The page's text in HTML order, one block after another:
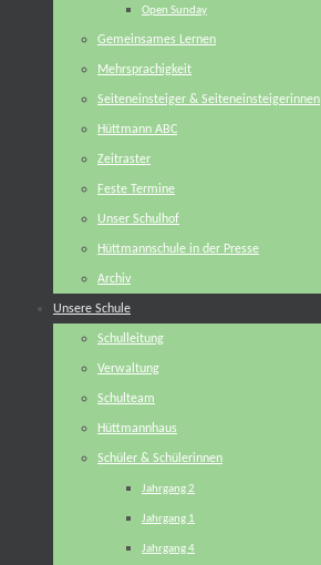
Open Sunday
Gemeinsames Lernen
Mehrsprachigkeit
Seiteneinsteiger & Seiteneinsteigerinnen
Hüttmann ABC
Zeitraster
Feste Termine
Unser Schulhof
Hüttmannschule in der Presse
Archiv
Unsere Schule
Schulleitung
Verwaltung
Schulteam
Hüttmannhaus
Schüler & Schülerinnen
Jahrgang 2
Jahrgang 1
Jahrgang 4